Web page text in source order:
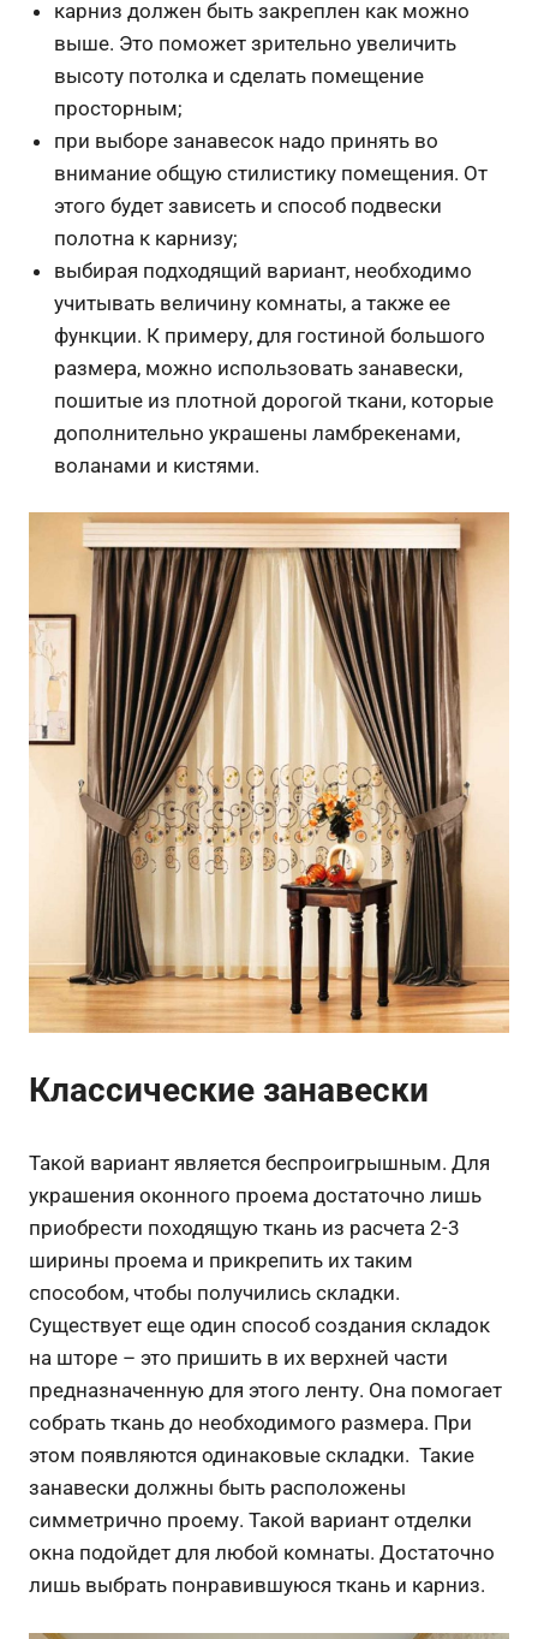
карниз должен быть закреплен как можно
выше. Это поможет зрительно увеличить
высоту потолка и сделать помещение
просторным;
при выборе занавесок надо принять во
внимание общую стилистику помещения. От
этого будет зависеть и способ подвески
полотна к карнизу;
выбирая подходящий вариант, необходимо
учитывать величину комнаты, а также ее
функции. К примеру, для гостиной большого
размера, можно использовать занавески,
пошитые из плотной дорогой ткани, которые
дополнительно украшены ламбрекенами,
воланами и кистями.
Классические занавески
Такой вариант является беспроигрышным. Для
украшения оконного проема достаточно лишь
приобрести походящую ткань из расчета 2-3
ширины проема и прикрепить их таким
способом, чтобы получились складки.
Существует еще один способ создания складок
на шторе – это пришить в их верхней части
предназначенную для этого ленту. Она помогает
собрать ткань до необходимого размера. При
этом появляются одинаковые складки. Такие
занавески должны быть расположены
симметрично проему. Такой вариант отделки
окна подойдет для любой комнаты. Достаточно
лишь выбрать понравившуюся ткань и карниз.